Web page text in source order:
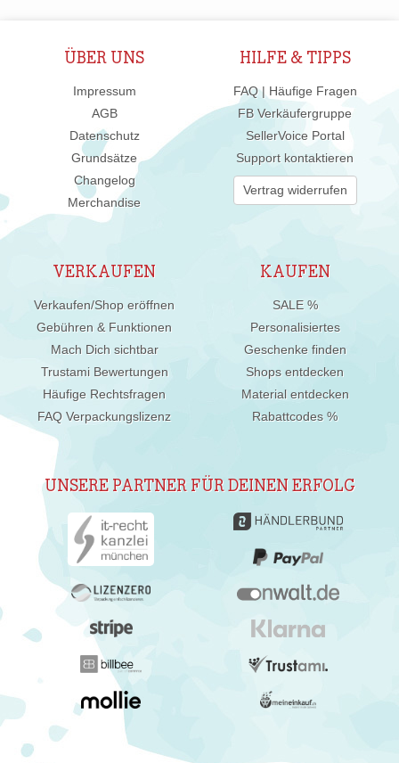
ÜBER UNS
Impressum
AGB
Datenschutz
Grundsätze
Changelog
Merchandise
HILFE & TIPPS
FAQ | Häufige Fragen
FB Verkäufergruppe
SellerVoice Portal
Support kontaktieren
Vertrag widerrufen
VERKAUFEN
Verkaufen/Shop eröffnen
Gebühren & Funktionen
Mach Dich sichtbar
Trustami Bewertungen
Häufige Rechtsfragen
FAQ Verpackungslizenz
KAUFEN
SALE %
Personalisiertes
Geschenke finden
Shops entdecken
Material entdecken
Rabattcodes %
UNSERE PARTNER FÜR DEINEN ERFOLG